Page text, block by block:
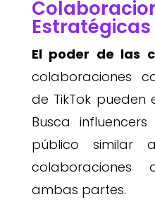
Estratégicas
El poder de las
colaboraciones
de TikTok pueden
Busca
público similar
ambas partes.